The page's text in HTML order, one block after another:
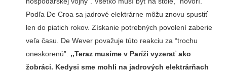
Podľa De Croa sa jadrové elektrárne môžu znovu spustiť
len do piatich rokov. Získanie potrebných povolení zaberie
veľa času. De Wever považuje túto reakciu za “trochu
oneskorenú”. ,,Teraz musíme v Paríži vyzerať ako
žobráci. Kedysi sme mohli na jadrových elektrárňach